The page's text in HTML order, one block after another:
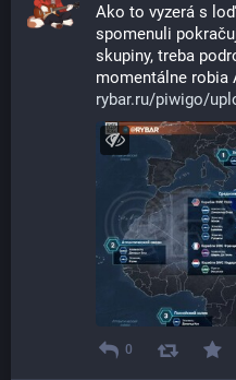
Ako to vyzerá s
spomenuli
skupiny, treba
momentálne robia
rybar.ru/piwigo/
0